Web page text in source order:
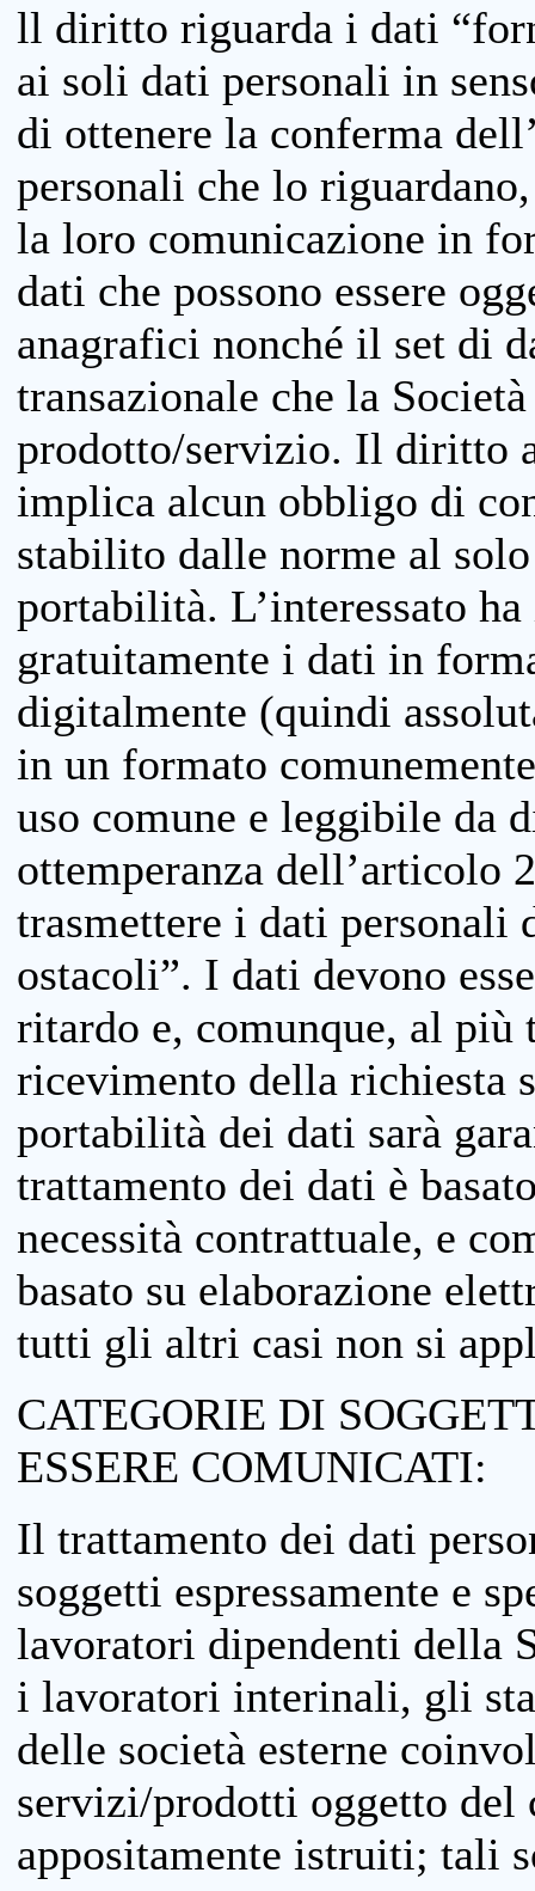
ll diritto riguarda i dati
ai soli dati personali in
di ottenere la conferma
personali che lo
la loro comunicazione in
dati che possono essere
anagrafici nonché il set di
transazionale che la
prodotto/servizio. Il diritto
implica alcun obbligo di
stabilito dalle norme al
portabilità. L’interessato
gratuitamente i dati in
digitalmente (quindi
in un formato
uso comune e leggibile da
ottemperanza dell’articolo
trasmettere i dati personali
ostacoli”. I dati devono
ritardo e, comunque, al più
ricevimento della richiesta
portabilità dei dati sarà
trattamento dei dati è
necessità contrattuale, e
basato su elaborazione
tutti gli altri casi non si
CATEGORIE DI
ESSERE COMUNICATI:
Il trattamento dei dati
soggetti espressamente e
lavoratori dipendenti della
i lavoratori interinali, gli
delle società esterne
servizi/prodotti oggetto
appositamente istruiti; tali